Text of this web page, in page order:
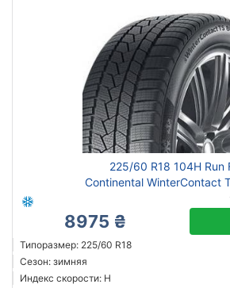
225/60 R18 104H Run
Continental WinterContact
8975 ₴
Типоразмер: 225/60 R18
Сезон: зимняя
Индекс скорости: H